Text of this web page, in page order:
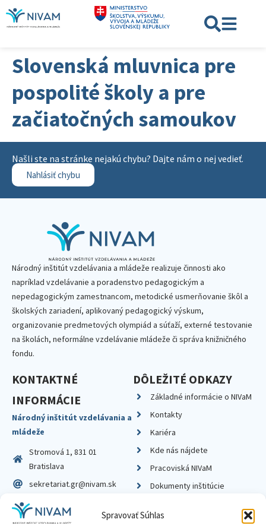
Spravovať Súhlas
Slovenská mluvnica pre
pospolité školy a pre
začiatočných samoukov
Našli ste na stránke nejakú chybu? Dajte nám o nej vedieť.
Nahlásiť chybu
Národný inštitút vzdelávania a mládeže realizuje činnosti ako
napríklad vzdelávanie a poradenstvo pedagogickým a
nepedagogickým zamestnancom, metodické usmerňovanie škôl a
školských zariadení, aplikovaný pedagogický výskum,
organizovanie predmetových olympiád a súťaží, externé testovanie
na školách, neformálne vzdelávanie mládeže či správa knižničného
fondu.
KONTAKTNÉ
INFORMÁCIE
Národný inštitút vzdelávania a
mládeže
Stromová 1, 831 01
Bratislava
sekretariat.gr@nivam.sk
IČO: 00164348
DIČ: 2020798714
DÔLEŽITÉ ODKAZY
Základné informácie o NIVaM
Kontakty
Kariéra
Kde nás nájdete
Pracoviská NIVaM
Dokumenty inštitúcie